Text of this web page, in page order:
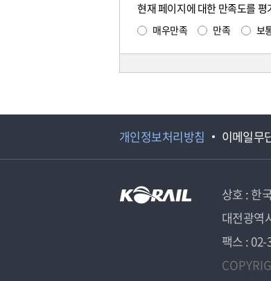
현재 페이지에 대한 만족도를
매우만족 만족 보
개인정보처리방침 이메일무
상호 : 한
대전광역
팩스 :